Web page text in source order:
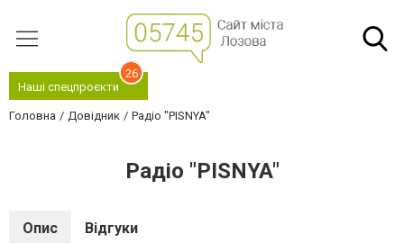
Наші спецпроєкти
26
Головна Довідник Радіо "PISNYA"
Радіо "PISNYA"
Опис Відгуки